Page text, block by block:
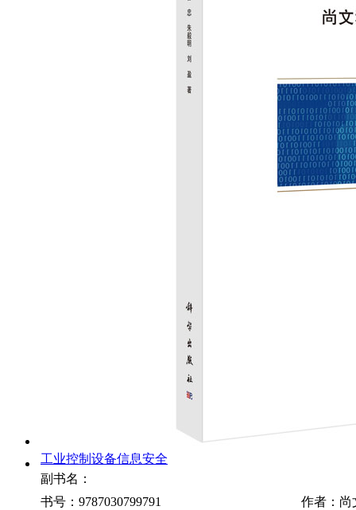
工业控制设备信息安全
副书名：
书号：9787030799791
作者：尚